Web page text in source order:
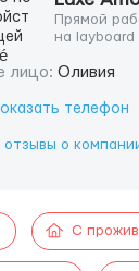
Прямой
на layboard
лицо: Оливия
телефон
отзывы о
С